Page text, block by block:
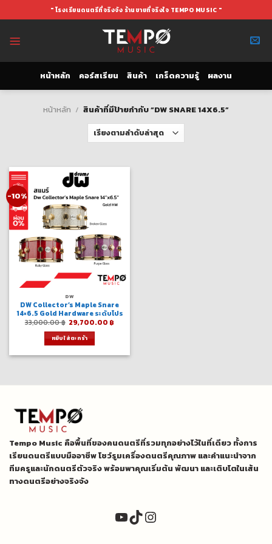
to
" โรงเรียนดนตรีที่จริงจัง ร้านขายที่จริงใจ TEMPO MUSIC "
หน้าหลัก คอร์สเรียน สินค้า เกร็ดความรู้ ผลงาน
หน้าหลัก / สินค้าที่มีป้ายกำกับ “DW SNARE 14X6.5”
-10%
DW
DW Collector’s Maple Snare
14×6.5 Gold Hardware ระดับโปร
33,000.00฿ Original
price
was:
33,000.00 ฿.
29,700.00 ฿
หยิบใส่ตะกร้า
Tempo Music คือพื้นที่ของคนดนตรีที่รวมทุกอย่างไว้ในที่เดียว ทั้งการ
เรียนดนตรีแบบมืออาชีพ โชว์รูมเครื่องดนตรีคุณภาพ และคำแนะนำจาก
ทีมครูและนักดนตรีตัวจริง พร้อมพาคุณเริ่มต้น พัฒนา และเติบโตในเส้น
ทางดนตรีอย่างจริงจัง
YouTube
TikTok
Instagram